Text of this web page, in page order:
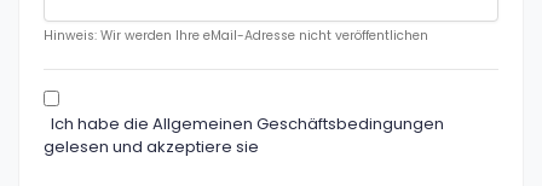
Hinweis: Wir werden Ihre eMail-Adresse nicht veröffentlichen
Ich habe die Allgemeinen Geschäftsbedingungen
gelesen und akzeptiere sie